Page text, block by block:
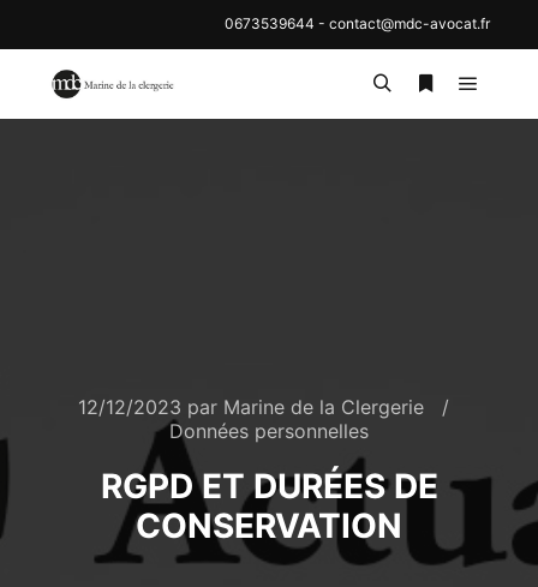
0673539644 - contact@mdc-avocat.fr
Menu
12/12/2023 par Marine de la Clergerie
Données personnelles
RGPD ET DURÉES DE
CONSERVATION